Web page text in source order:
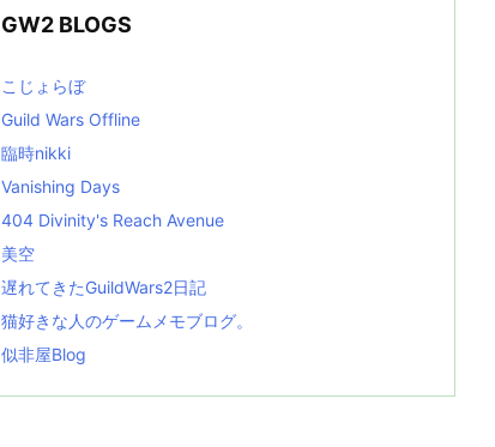
GW2 BLOGS
こじょらぼ
Guild Wars Offline
臨時nikki
Vanishing Days
404 Divinity's Reach Avenue
美空
遅れてきたGuildWars2日記
猫好きな人のゲームメモブログ。
似非屋Blog